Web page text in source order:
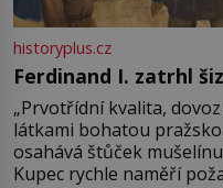
historyplus.cz
Ferdinand I. zatrhl
„Prvotřídní kvalita,
látkami bohatou
osahává štůček
Kupec rychle naměří